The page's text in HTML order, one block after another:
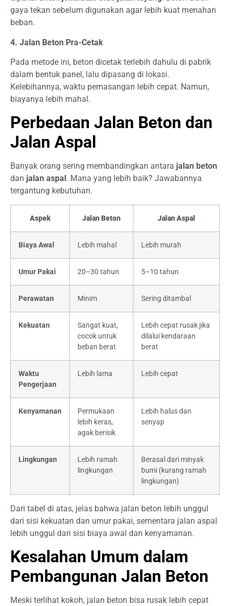
gaya tekan sebelum digunakan agar lebih kuat menahan
beban.
4. Jalan Beton Pra-Cetak
Pada metode ini, beton dicetak terlebih dahulu di pabrik
dalam bentuk panel, lalu dipasang di lokasi.
Kelebihannya, waktu pemasangan lebih cepat. Namun,
biayanya lebih mahal.
Perbedaan Jalan Beton dan
Jalan Aspal
Banyak orang sering membandingkan antara jalan beton
dan jalan aspal . Mana yang lebih baik? Jawabannya
tergantung kebutuhan.
Aspek Jalan Beton Jalan Aspal
Biaya Awal Lebih mahal Lebih murah
Umur Pakai 20–30 tahun 5–10 tahun
Perawatan Minim Sering ditambal
Kekuatan
Sangat kuat,
cocok untuk
beban berat
Lebih cepat rusak jika
dilalui kendaraan
berat
Waktu
Pengerjaan
Lebih lama Lebih cepat
Kenyamanan
Permukaan
lebih keras,
agak berisik
Lebih halus dan
senyap
Lingkungan
Lebih ramah
lingkungan
Berasal dari minyak
bumi (kurang ramah
lingkungan)
Dari tabel di atas, jelas bahwa jalan beton lebih unggul
dari sisi kekuatan dan umur pakai, sementara jalan aspal
lebih unggul dari sisi biaya awal dan kenyamanan.
Kesalahan Umum dalam
Pembangunan Jalan Beton
Meski terlihat kokoh, jalan beton bisa rusak lebih cepat